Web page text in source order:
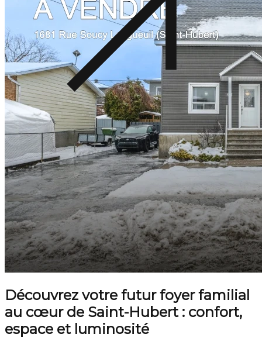
Découvrez votre futur foyer familial
au cœur de Saint-Hubert : confort,
espace et luminosité